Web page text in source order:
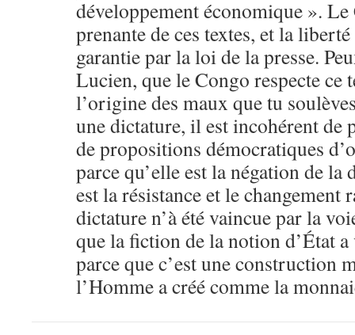
développement économique ».
prenante de ces textes, et la
garantie par la loi de la presse.
Lucien, que le Congo respecte ce
l’origine des maux que tu
une dictature, il est incohérent de
de propositions démocratiques
parce qu’elle est la négation de
est la résistance et le changement
dictature n’à été vaincue par la
que la fiction de la notion d’État
parce que c’est une construction
l’Homme a créé comme la